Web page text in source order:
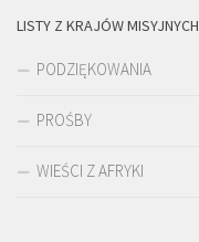
LISTY Z KRAJÓW MISYJNYCH
PODZIĘKOWANIA
PROŚBY
WIEŚCI Z AFRYKI